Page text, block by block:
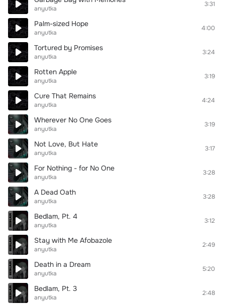
anyutka
3:31
Palm-sized Hope
anyutka
4:00
Tortured by Promises
anyutka
3:24
Rotten Apple
anyutka
3:19
Cure That Remains
anyutka
4:24
Wherever No One Goes
anyutka
3:19
Not Love, But Hate
anyutka
3:17
For Nothing - for No One
anyutka
3:28
A Dead Oath
anyutka
3:28
Bedlam, Pt. 4
anyutka
3:12
Stay with Me Afobazole
anyutka
2:49
Death in a Dream
anyutka
5:20
Bedlam, Pt. 3
anyutka
2:48